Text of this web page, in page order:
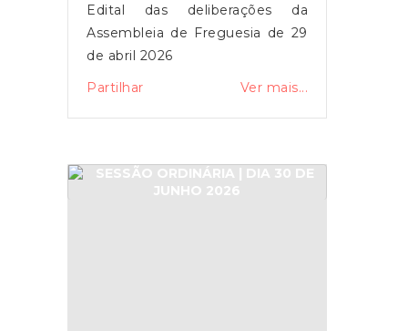
Edital das deliberações da
Assembleia de Freguesia de 29
de abril 2026
Partilhar
Ver mais...